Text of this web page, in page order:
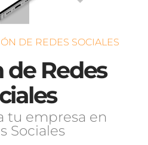
DE REDES SOCIALES
de Redes
tu empresa en
Sociales